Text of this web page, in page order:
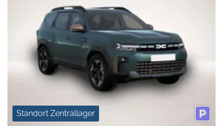
Standort Zentrallager